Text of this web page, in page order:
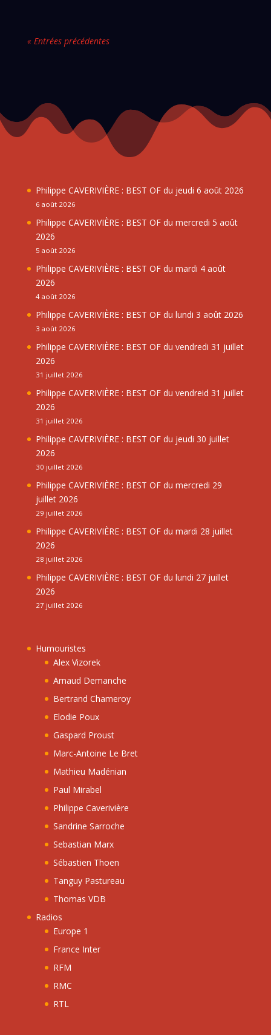
« Entrées précédentes
Philippe CAVERIVIÈRE : BEST OF du jeudi 6 août 2026
6 août 2026
Philippe CAVERIVIÈRE : BEST OF du mercredi 5 août
2026
5 août 2026
Philippe CAVERIVIÈRE : BEST OF du mardi 4 août
2026
4 août 2026
Philippe CAVERIVIÈRE : BEST OF du lundi 3 août 2026
3 août 2026
Philippe CAVERIVIÈRE : BEST OF du vendredi 31 juillet
2026
31 juillet 2026
Philippe CAVERIVIÈRE : BEST OF du vendreid 31 juillet
2026
31 juillet 2026
Philippe CAVERIVIÈRE : BEST OF du jeudi 30 juillet
2026
30 juillet 2026
Philippe CAVERIVIÈRE : BEST OF du mercredi 29
juillet 2026
29 juillet 2026
Philippe CAVERIVIÈRE : BEST OF du mardi 28 juillet
2026
28 juillet 2026
Philippe CAVERIVIÈRE : BEST OF du lundi 27 juillet
2026
27 juillet 2026
Humouristes
Alex Vizorek
Arnaud Demanche
Bertrand Chameroy
Elodie Poux
Gaspard Proust
Marc-Antoine Le Bret
Mathieu Madénian
Paul Mirabel
Philippe Caverivière
Sandrine Sarroche
Sebastian Marx
Sébastien Thoen
Tanguy Pastureau
Thomas VDB
Radios
Europe 1
France Inter
RFM
RMC
RTL